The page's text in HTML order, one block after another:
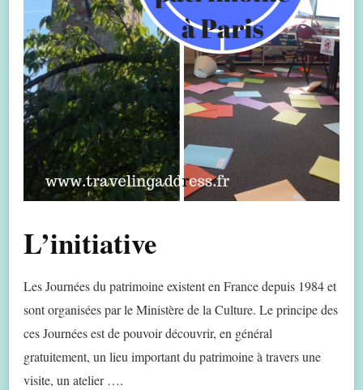
L’initiative
Les Journées du patrimoine existent en France depuis 1984 et
sont organisées par le Ministère de la Culture. Le principe des
ces Journées est de pouvoir découvrir, en général
gratuitement, un lieu important du patrimoine à travers une
visite, un atelier ….